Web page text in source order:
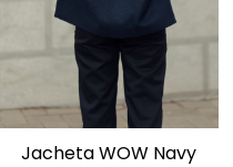
Jacheta WOW Navy